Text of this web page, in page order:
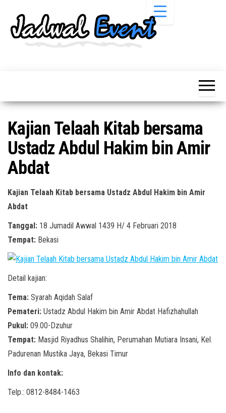
Pameran,
Acara &
Promo
Terbaru
Pameran,
Bazaar,
Workshop,
Job Fair,
Lomba dll.
Kajian Telaah Kitab bersama
Ustadz Abdul Hakim bin Amir
Abdat
Kajian Telaah Kitab bersama Ustadz Abdul Hakim bin Amir
Abdat
Tanggal: 18 Jumadil Awwal 1439 H/ 4 Februari 2018
Tempat: Bekasi
Detail kajian:
Tema: Syarah Aqidah Salaf
Pemateri: Ustadz Abdul Hakim bin Amir Abdat Hafizhahullah
Pukul: 09.00-Dzuhur
Tempat: Masjid Riyadhus Shalihin, Perumahan Mutiara Insani, Kel.
Padurenan Mustika Jaya, Bekasi Timur
Info dan kontak:
Telp.: 0812-8484-1463